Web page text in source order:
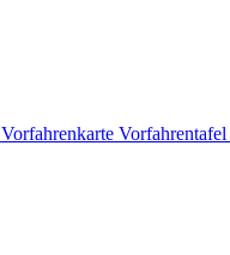
Vorfahrenkarte Vorfahrentafel